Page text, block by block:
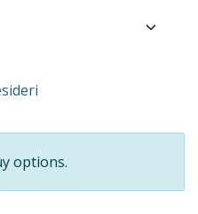
options.